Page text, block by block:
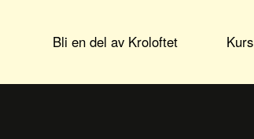
Bli en del av Kroloftet Kurs